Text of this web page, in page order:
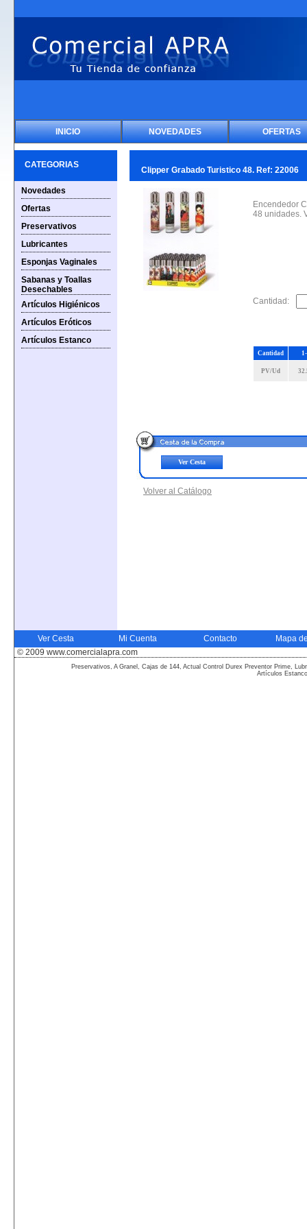
INICIO NOVEDADES OFERTAS
CATEGORIAS
Novedades
Ofertas
Preservativos
Lubricantes
Esponjas Vaginales
Sabanas y Toallas
Desechables
Artículos Higiénicos
Artículos Eróticos
Artículos Estanco
Clipper Grabado Turistico 48. Ref: 22006
Encendedor
48 unidades.
Cantidad
PV/Ud
Cantidad:
Ver Cesta
Volver al Catálogo
Ver Cesta Mi Cuenta Contacto
Mapa
© 2009 www.comercialapra.com
Preservativos, A Granel, Cajas de 144, Actual Control Durex Preventor Prime,
Artículos